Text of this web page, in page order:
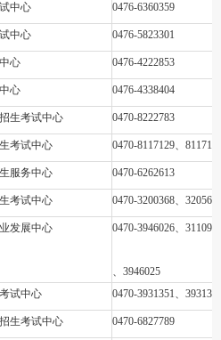
中心 0476-6360359
中心 0476-5823301
心 0476-4222853
心 0476-4338404
生考试中心 0470-8222783
考试中心 0470-8117129、
服务中心 0470-6262613
考试中心 0470-3200368、
发展中心 0470-3946026、
、3946025
试中心 0470-3931351、
生考试中心 0470-6827789